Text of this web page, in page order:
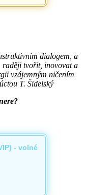
dialogem, a
raději tvořit, inovovat a
vzájemným ničením
T. Šidelský
- volné